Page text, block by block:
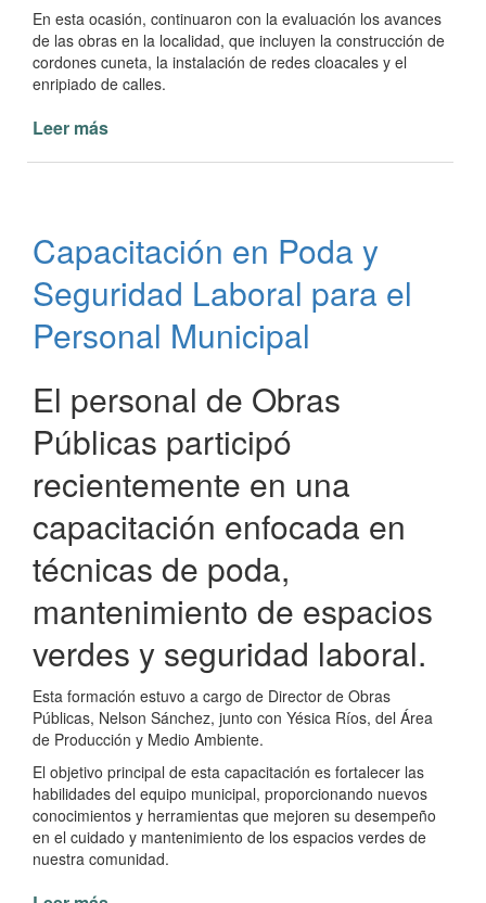
En esta ocasión, continuaron con la evaluación los avances
de las obras en la localidad, que incluyen la construcción de
cordones cuneta, la instalación de redes cloacales y el
enripiado de calles.
Leer más
a
Paso
de
Patria
el
gobierno
provincial
Capacitación en Poda y
Seguridad Laboral para el
Personal Municipal
El personal de Obras
Públicas participó
recientemente en una
capacitación enfocada en
técnicas de poda,
mantenimiento de espacios
verdes y seguridad laboral.
Esta formación estuvo a cargo de Director de Obras
Públicas, Nelson Sánchez, junto con Yésica Ríos, del Área
de Producción y Medio Ambiente.
El objetivo principal de esta capacitación es fortalecer las
habilidades del equipo municipal, proporcionando nuevos
conocimientos y herramientas que mejoren su desempeño
en el cuidado y mantenimiento de los espacios verdes de
nuestra comunidad.